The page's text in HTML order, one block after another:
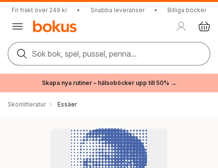
Fri frakt över 249 kr • Snabba leveranser • Billiga böcker
Sök bok, spel, pussel, penna...
Skapa nya rutiner – hälsoböcker upp till 50% →
Skönlitteratur Essäer